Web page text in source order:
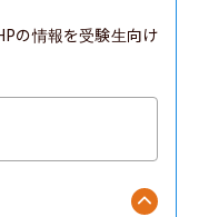
の情報を受験生向け